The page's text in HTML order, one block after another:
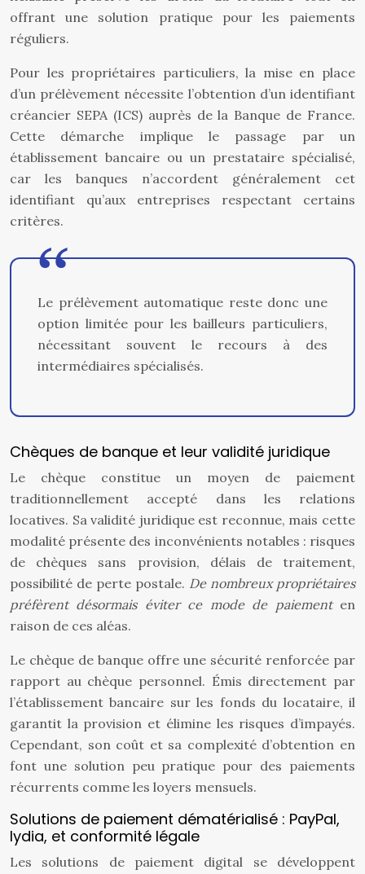
offrant une solution pratique pour les paiements
réguliers.
Pour les propriétaires particuliers, la mise en place
d’un prélèvement nécessite l’obtention d’un identifiant
créancier SEPA (ICS) auprès de la Banque de France.
Cette démarche implique le passage par un
établissement bancaire ou un prestataire spécialisé,
car les banques n’accordent généralement cet
identifiant qu’aux entreprises respectant certains
critères.
Le prélèvement automatique reste donc une
option limitée pour les bailleurs particuliers,
nécessitant souvent le recours à des
intermédiaires spécialisés.
Chèques de banque et leur validité juridique
Le chèque constitue un moyen de paiement
traditionnellement accepté dans les relations
locatives. Sa validité juridique est reconnue, mais cette
modalité présente des inconvénients notables : risques
de chèques sans provision, délais de traitement,
possibilité de perte postale. De nombreux propriétaires
préfèrent désormais éviter ce mode de paiement en
raison de ces aléas.
Le chèque de banque offre une sécurité renforcée par
rapport au chèque personnel. Émis directement par
l’établissement bancaire sur les fonds du locataire, il
garantit la provision et élimine les risques d’impayés.
Cependant, son coût et sa complexité d’obtention en
font une solution peu pratique pour des paiements
récurrents comme les loyers mensuels.
Solutions de paiement dématérialisé : PayPal,
lydia, et conformité légale
Les solutions de paiement digital se développent